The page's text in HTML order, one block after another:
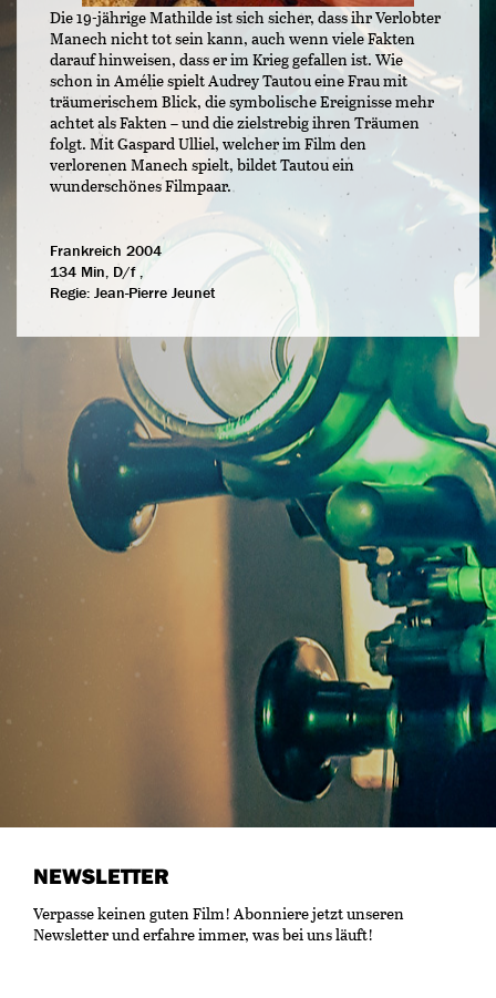
Die 19-jährige Mathilde ist sich sicher, dass ihr Verlobter
Manech nicht tot sein kann, auch wenn viele Fakten
darauf hinweisen, dass er im Krieg gefallen ist. Wie
schon in Amélie spielt Audrey Tautou eine Frau mit
träumerischem Blick, die symbolische Ereignisse mehr
achtet als Fakten – und die zielstrebig ihren Träumen
folgt. Mit Gaspard Ulliel, welcher im Film den
verlorenen Manech spielt, bildet Tautou ein
wunderschönes Filmpaar.
Frankreich 2004
134 Min, D/f ,
Regie: Jean-Pierre Jeunet
NEWSLETTER
Verpasse keinen guten Film! Abonniere jetzt unseren
Newsletter und erfahre immer, was bei uns läuft!